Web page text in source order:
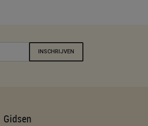
INSCHRIJVEN
Gidsen